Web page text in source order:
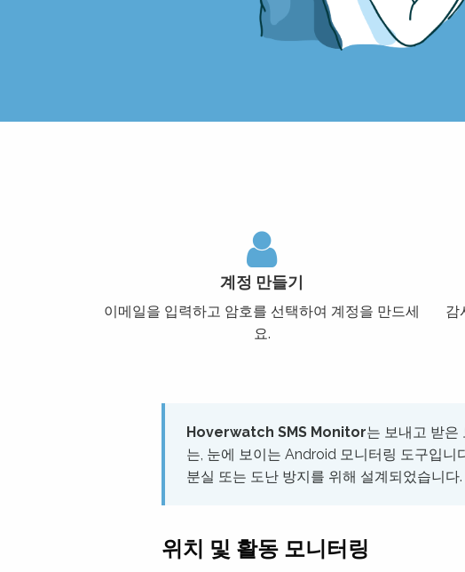
계정 만들기
이메일을 입력하고 암호를 선택하여 계정을 만드세
요.
감
Hoverwatch SMS Monitor는 보내고 받은
는, 눈에 보이는 Android 모니터링 도구입니
분실 또는 도난 방지를 위해 설계되었습니다.
위치 및 활동 모니터링